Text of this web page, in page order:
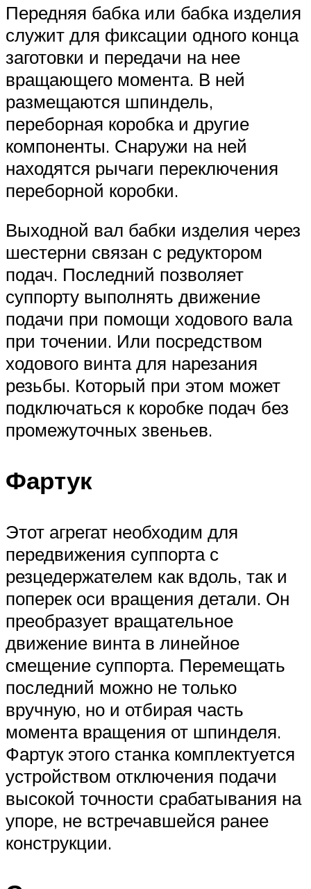
Передняя бабка или бабка изделия
служит для фиксации одного конца
заготовки и передачи на нее
вращающего момента. В ней
размещаются шпиндель,
переборная коробка и другие
компоненты. Снаружи на ней
находятся рычаги переключения
переборной коробки.
Выходной вал бабки изделия через
шестерни связан с редуктором
подач. Последний позволяет
суппорту выполнять движение
подачи при помощи ходового вала
при точении. Или посредством
ходового винта для нарезания
резьбы. Который при этом может
подключаться к коробке подач без
промежуточных звеньев.
Фартук
Этот агрегат необходим для
передвижения суппорта с
резцедержателем как вдоль, так и
поперек оси вращения детали. Он
преобразует вращательное
движение винта в линейное
смещение суппорта. Перемещать
последний можно не только
вручную, но и отбирая часть
момента вращения от шпинделя.
Фартук этого станка комплектуется
устройством отключения подачи
высокой точности срабатывания на
упоре, не встречавшейся ранее
конструкции.